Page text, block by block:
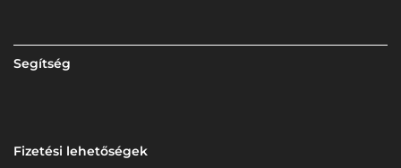
Segítség
Fizetési lehetőségek